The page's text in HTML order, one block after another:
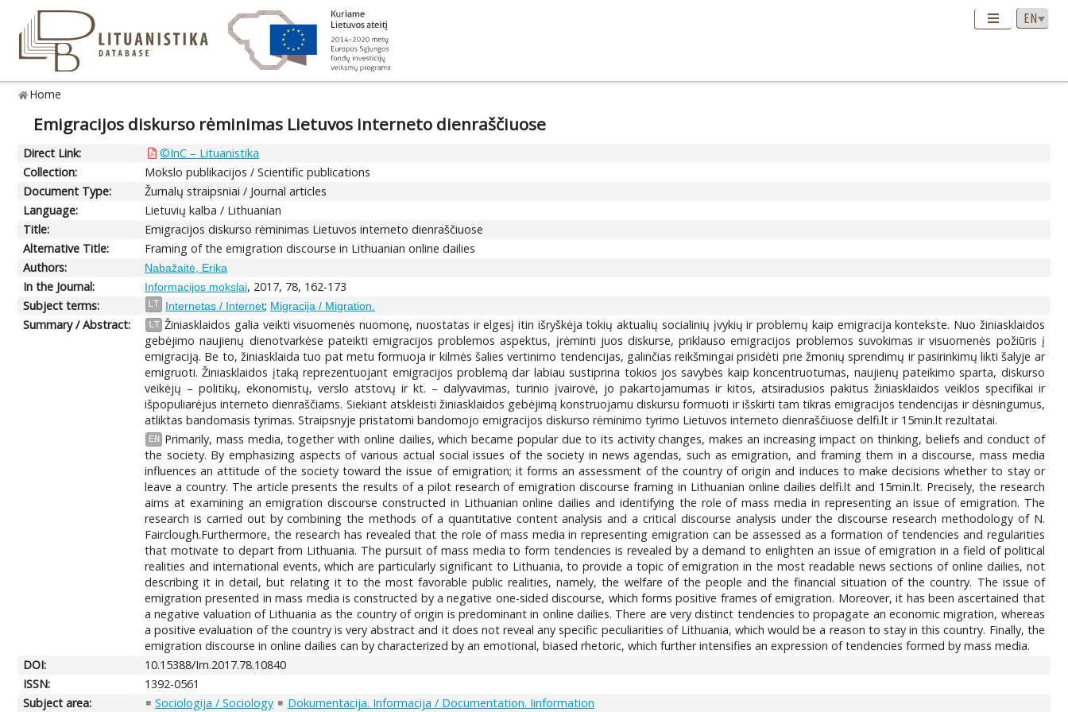
Home
Emigracijos diskurso rėminimas Lietuvos interneto dienraščiuose
Direct Link:
©InC – Lituanistika
Collection:
Mokslo publikacijos / Scientific publications
Document Type:
Žurnalų straipsniai / Journal articles
Language:
Lietuvių kalba / Lithuanian
Title:
Emigracijos diskurso rėminimas Lietuvos interneto dienraščiuose
Alternative Title:
Framing of the emigration discourse in Lithuanian online dailies
Authors:
Nabažaitė, Erika
In the Journal: Informacijos mokslai, 2017, 78, 162-173
Subject terms:
LT Internetas / Internet; Migracija / Migration.
Summary / Abstract: LT Žiniasklaidos galia veikti visuomenės nuomonę, nuostatas ir elgesį itin išryškėja tokių aktualių socialinių įvykių ir problemų kaip emigracija kontekste. Nuo žiniasklaidos
gebėjimo naujienų dienotvarkėse pateikti emigracijos problemos aspektus, įrėminti juos diskurse, priklauso emigracijos problemos suvokimas ir visuomenės požiūris į
emigraciją. Be to, žiniasklaida tuo pat metu formuoja ir kilmės šalies vertinimo tendencijas, galinčias reikšmingai prisidėti prie žmonių sprendimų ir pasirinkimų likti šalyje ar
emigruoti. Žiniasklaidos įtaką reprezentuojant emigracijos problemą dar labiau sustiprina tokios jos savybės kaip koncentruotumas, naujienų pateikimo sparta, diskurso
veikėjų – politikų, ekonomistų, verslo atstovų ir kt. – dalyvavimas, turinio įvairovė, jo pakartojamumas ir kitos, atsiradusios pakitus žiniasklaidos veiklos specifikai ir
išpopuliarėjus interneto dienraščiams. Siekiant atskleisti žiniasklaidos gebėjimą konstruojamu diskursu formuoti ir išskirti tam tikras emigracijos tendencijas ir dėsningumus,
atliktas bandomasis tyrimas. Straipsnyje pristatomi bandomojo emigracijos diskurso rėminimo tyrimo Lietuvos interneto dienraščiuose delfi.lt ir 15min.lt rezultatai.
EN
Primarily, mass media, together with online dailies, which became popular due to its activity changes, makes an increasing impact on thinking, beliefs and conduct of
the society. By emphasizing aspects of various actual social issues of the society in news agendas, such as emigration, and framing them in a discourse, mass media
influences an attitude of the society toward the issue of emigration; it forms an assessment of the country of origin and induces to make decisions whether to stay or
leave a country. The article presents the results of a pilot research of emigration discourse framing in Lithuanian online dailies delfi.lt and 15min.lt. Precisely, the research
aims at examining an emigration discourse constructed in Lithuanian online dailies and identifying the role of mass media in representing an issue of emigration. The
research is carried out by combining the methods of a quantitative content analysis and a critical discourse analysis under the discourse research methodology of N.
Fairclough.Furthermore, the research has revealed that the role of mass media in representing emigration can be assessed as a formation of tendencies and regularities
that motivate to depart from Lithuania. The pursuit of mass media to form tendencies is revealed by a demand to enlighten an issue of emigration in a field of political
realities and international events, which are particularly significant to Lithuania, to provide a topic of emigration in the most readable news sections of online dailies, not
describing it in detail, but relating it to the most favorable public realities, namely, the welfare of the people and the financial situation of the country. The issue of
emigration presented in mass media is constructed by a negative one-sided discourse, which forms positive frames of emigration. Moreover, it has been ascertained that
a negative valuation of Lithuania as the country of origin is predominant in online dailies. There are very distinct tendencies to propagate an economic migration, whereas
a positive evaluation of the country is very abstract and it does not reveal any specific peculiarities of Lithuania, which would be a reason to stay in this country. Finally, the
emigration discourse in online dailies can by characterized by an emotional, biased rhetoric, which further intensifies an expression of tendencies formed by mass media.
DOI:
10.15388/Im.2017.78.10840
ISSN:
1392-0561
Subject area:
Sociologija / Sociology Dokumentacija. Informacija / Documentation. Iinformation